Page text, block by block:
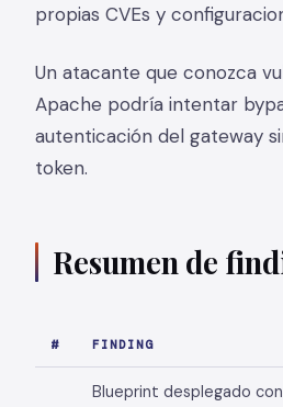
propias CVEs y
Un atacante que conozca
Apache podría intentar
autenticación del gateway
token.
Resumen de
# FINDING
Blueprint desplegado